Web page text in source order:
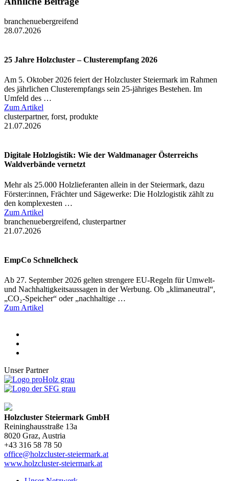
branchenuebergreifend
28.07.2026
25 Jahre Holzcluster – Clusterempfang 2026
Am 5. Oktober 2026 feiert der Holzcluster Steiermark im Rahmen
des jährlichen Clusterempfangs sein 25-jähriges Bestehen. Im
Umfeld des …
Zum Artikel
clusterpartner, forst, produkte
21.07.2026
Digitale Holzlogistik: Wie der Waldmanager Österreichs
Waldverbände vernetzt
Mehr als 25.000 Holzlieferanten allein in der Steiermark, dazu
Förster:innen, Frächter und Sägewerke: Die Holzlogistik zählt zu
den komplexesten …
Zum Artikel
branchenuebergreifend, clusterpartner
21.07.2026
EmpCo Schnellcheck
Ab 27. September 2026 gelten strengere EU-Regeln für Umwelt-
und Nachhaltigkeitsaussagen in der Werbung. Ob „klimaneutral“,
„CO₂-Speicher“ oder „nachhaltige …
Zum Artikel
Unser Partner
Holzcluster Steiermark GmbH
Reininghausstraße 13a
8020 Graz, Austria
+43 316 58 78 50
office@holzcluster-steiermark.at
www.holzcluster-steiermark.at